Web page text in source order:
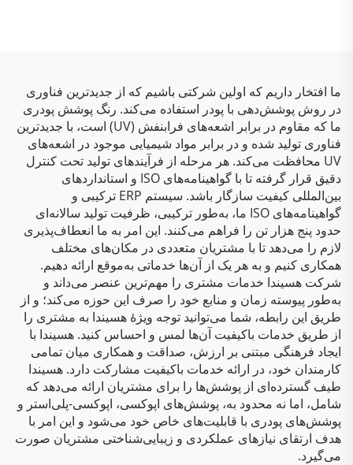
ما افتخار داریم که اولین شرکتی باشیم که از جدیدترین فناوری
در روش پوشش‌دهی با پودر استفاده می‌کند. رنگ پوشش پودری
ما که مقاوم در برابر اشعه‌های فرابنفش (UV) است، با جدیدترین
فناوری تولید شده و در برابر مواد شیمیایی موجود در اشعه‌های
UV محافظت می‌کند. هر مرحله از فرآیندهای تولید تحت کنترل
دقیق قرار گرفته تا با گواهینامه‌های ISO و استانداردهای
بین‌المللی کیفیت سازگار باشد. سیستم ERP ترکیبی و
گواهینامه‌های ISO ما، به‌طور ترکیبی، ظرفیت تولید سالانه‌ای
حدود پنج هزار تن را فراهم می‌کنند. این امر به ما انعطاف‌پذیری
لازم را می‌دهد تا با مشتریان متعددی در مکان‌های مختلف
همکاری کنیم و به هر یک از آن‌ها خدماتی به‌موقع ارائه دهیم.
شرکت هسیندا خدمات مشتری را مهم‌ترین عنصر می‌داند و
به‌طور پیوسته زمان و منابع خود را صرف این حوزه می‌کند؛ و از
طریق این رابطه، شما می‌توانید توجه ویژهٔ هسیندا به مشتری را
از طریق خدمات باکیفیت آن‌ها لمس و احساس کنید. هسیندا با
ایجاد فرهنگی مبتنی بر ارزش، صداقت و همکاری میان تمامی
کارمندان خود، در ارائه خدمات باکیفیت مشارکت دارد. هسیندا
طیف گسترده‌ای از پوشش‌ها را برای مشتریان ارائه می‌دهد که
شامل، اما نه محدود به، پوشش‌های اپوکسی، اپوکسی-پلی‌استر و
پوشش‌های پودری با قابلیت‌های خاص خود می‌شود و این امر با
هدف ارتقای نیازهای عملکردی و زیبایی‌شناختی مشتریان صورت
می‌گیرد.